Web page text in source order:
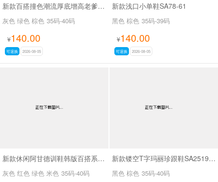
新款百搭撞色潮流厚底增高老爹鞋SA8383
灰色 绿色 棕色 35码-40码
¥140.00
可退换 2026-08-05
新款浅口小单鞋SA78-61
黑色 棕色 35码-39码
¥140.00
可退换 2026-08-05
新款休闲阿甘德训鞋韩版百搭系带薄底休闲鞋SA1883
灰色 红色 绿色 米色 35码-40码
新款镂空T字玛丽珍跟鞋SA2519-65
黑色 棕色 35码-40码